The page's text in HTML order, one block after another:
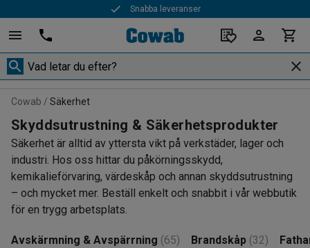
Snabba leveranser
Cowab Säkerhet
Skyddsutrustning & Säkerhetsprodukter
Säkerhet är alltid av yttersta vikt på verkstäder, lager och
industri. Hos oss hittar du påkörningsskydd,
kemikalieförvaring, värdeskåp och annan skyddsutrustning
– och mycket mer. Beställ enkelt och snabbit i vår webbutik
för en trygg arbetsplats.
Avskärmning & Avspärrning (65) Brandskåp (32)